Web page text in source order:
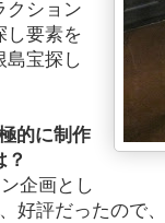
クション
し要素を
島宝探し
的に制作
？
企画とし
好評だったので